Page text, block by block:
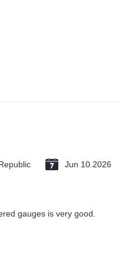
Jun 10.2026
gauges is very good.